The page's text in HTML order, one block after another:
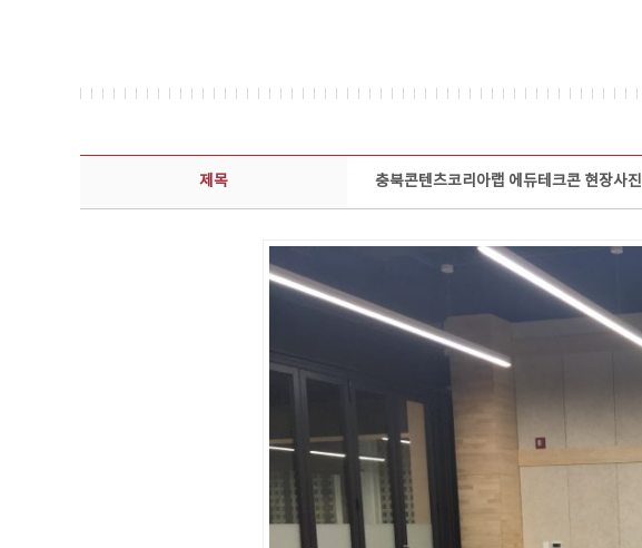
콘텐츠이슈 상세보기 - 제목, 담당부서, 담당자, 담당연락처, 내용, 첨부파일 정보 제공
제목 충북콘텐츠코리아랩 에듀테크콘 현장사진